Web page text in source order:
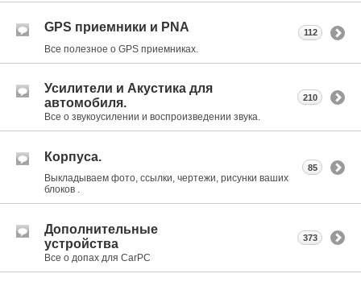
GPS приемники и PNA
Все полезное о GPS приемниках.
112
Усилители и Акустика для
автомобиля.
Все о звукоусилении и воспроизведении звука.
210
Корпуса.
Выкладываем фото, ссылки, чертежи, рисунки ваших
блоков .
85
Дополнительные
устройства
Все о допах для CarPC
373